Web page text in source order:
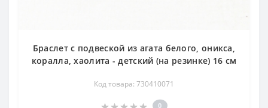
Браслет с подвеской из агата белого, оникса,
коралла, хаолита - детский (на резинке) 16 см
Код товара: 730410071
0